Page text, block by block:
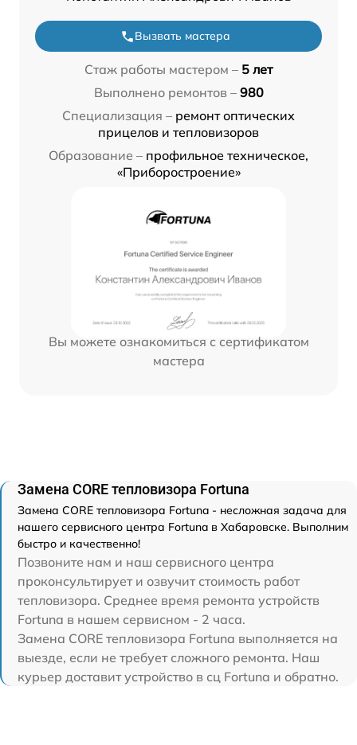
Вызвать мастера
Стаж работы мастером – 5 лет
Выполнено ремонтов – 980
Специализация – ремонт оптических
прицелов и тепловизоров
Образование – профильное техническое,
«Приборостроение»
Вы можете ознакомиться с сертификатом
мастера
Замена CORE тепловизора Fortuna
Замена CORE тепловизора Fortuna - несложная задача для
нашего сервисного центра Fortuna в Хабаровске. Выполним
быстро и качественно!
Позвоните нам и наш сервисного центра
проконсультирует и озвучит стоимость работ
тепловизора. Среднее время ремонта устройств
Fortuna в нашем сервисном - 2 часа.
Замена CORE тепловизора Fortuna выполняется на
выезде, если не требует сложного ремонта. Наш
курьер доставит устройство в сц Fortuna и обратно.